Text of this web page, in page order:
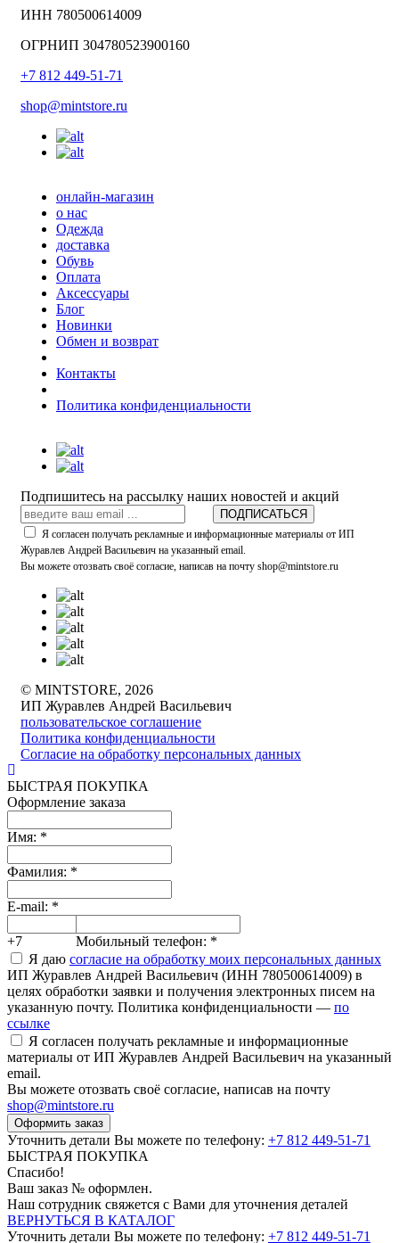
ИНН 780500614009
ОГРНИП 304780523900160
+7 812 449-51-71
shop@mintstore.ru
онлайн-магазин
о нас
Одежда
доставка
Обувь
Оплата
Аксессуары
Блог
Новинки
Обмен и возврат
Контакты
Политика конфиденциальности
Подпишитесь на рассылку наших новостей и акций
ПОДПИСАТЬСЯ
Я согласен получать рекламные и информационные материалы от ИП
Журавлев Андрей Васильевич на указанный email.
Вы можете отозвать своё согласие, написав на почту shop@mintstore.ru
© MINTSTORE, 2026
ИП Журавлев Андрей Васильевич
пользовательское соглашение
Политика конфиденциальности
Согласие на обработку персональных данных
БЫСТРАЯ ПОКУПКА
Оформление заказа
Имя: *
Фамилия: *
E-mail: *
+7 Мобильный телефон: *
Я даю согласие на обработку моих персональных данных
ИП Журавлев Андрей Васильевич (ИНН 780500614009) в
целях обработки заявки и получения электронных писем на
указанную почту. Политика конфиденциальности — по
ссылке
Я согласен получать рекламные и информационные
материалы от ИП Журавлев Андрей Васильевич на указанный
email.
Вы можете отозвать своё согласие, написав на почту
shop@mintstore.ru
Оформить заказ
Уточнить детали Вы можете по телефону: +7 812 449-51-71
БЫСТРАЯ ПОКУПКА
Спасибо!
Ваш заказ № оформлен.
Наш сотрудник свяжется с Вами для уточнения деталей
ВЕРНУТЬСЯ В КАТАЛОГ
Уточнить детали Вы можете по телефону: +7 812 449-51-71